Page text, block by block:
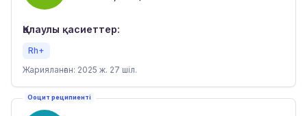
Қалаулы қасиеттер:
Rh+
Жарияланған: 2025 ж. 27 шіл.
Ооцит реципиенті